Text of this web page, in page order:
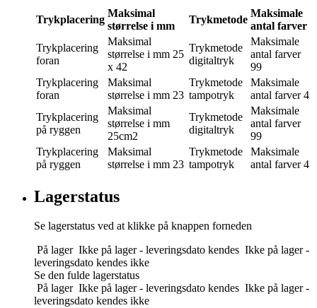
Trykplacering
Maksimal
størrelse i mm
Trykmetode
Maksimale
antal farver
Trykplacering
foran
Maksimal
størrelse i mm 25
x 42
Trykmetode
digitaltryk
Maksimale
antal farver
99
Trykplacering
foran
Maksimal
størrelse i mm 23
Trykmetode
tampotryk
Maksimale
antal farver 4
Trykplacering
på ryggen
Maksimal
størrelse i mm
25cm2
Trykmetode
digitaltryk
Maksimale
antal farver
99
Trykplacering
på ryggen
Maksimal
størrelse i mm 23
Trykmetode
tampotryk
Maksimale
antal farver 4
Lagerstatus
Se lagerstatus ved at klikke på knappen forneden
På lager Ikke på lager - leveringsdato kendes Ikke på lager -
leveringsdato kendes ikke
Se den fulde lagerstatus
På lager Ikke på lager - leveringsdato kendes Ikke på lager -
leveringsdato kendes ikke